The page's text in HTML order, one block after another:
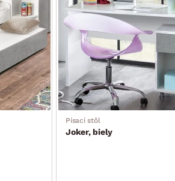
Písací stôl
Joker, biely